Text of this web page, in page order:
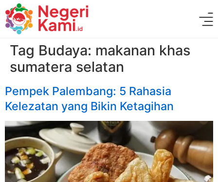
Tag Budaya: makanan khas
sumatera selatan
Pempek Palembang: 5 Rahasia
Kelezatan yang Bikin Ketagihan